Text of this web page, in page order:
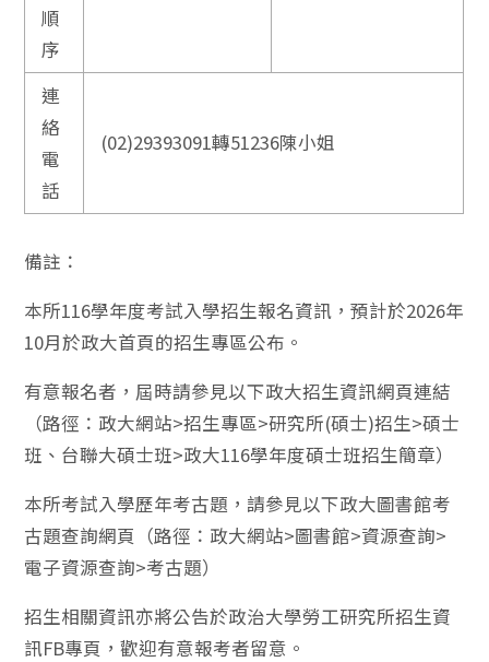
順
序
連
絡
電
話
(02)29393091轉51236陳小姐
備註：
本所116學年度考試入學招生報名資訊，預計於2026年
10月於政大首頁的招生專區公布。
有意報名者，屆時請參見以下政大招生資訊網頁連結
（路徑：政大網站>招生專區>研究所(碩士)招生>碩士
班、台聯大碩士班>政大116學年度碩士班招生簡章）
本所考試入學歷年考古題，請參見以下政大圖書館考
古題查詢網頁（路徑：政大網站>圖書館>資源查詢>
電子資源查詢>考古題）
招生相關資訊亦將公告於政治大學勞工研究所招生資
訊FB專頁，歡迎有意報考者留意。